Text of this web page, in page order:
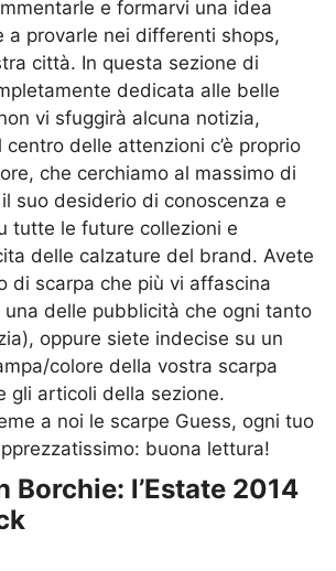
e formarvi una idea
a provarle nei differenti shops,
città. In questa sezione di
dedicata alle belle
vi sfuggirà alcuna notizia,
delle attenzioni c’è proprio
che cerchiamo al massimo di
suo desiderio di conoscenza e
tutte le future collezioni e
delle calzature del brand. Avete
di scarpa che più vi affascina
una delle pubblicità che ogni tanto
oppure siete indecise su un
colore della vostra scarpa
gli articoli della sezione.
a noi le scarpe Guess, ogni tuo
buona lettura!
Borchie: l’Estate 2014